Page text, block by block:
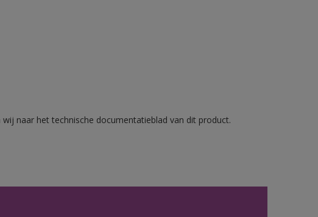
naar het technische documentatieblad van dit product.